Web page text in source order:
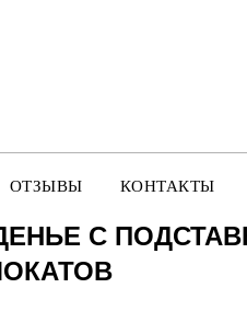
ОТЗЫВЫ КОНТАКТЫ
С